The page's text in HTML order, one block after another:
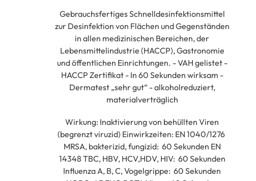
Gebrauchsfertiges Schnelldesinfektionsmittel
zur Desinfektion von Flächen und Gegenständen
in allen medizinischen Bereichen, der
Lebensmittelindustrie (HACCP), Gastronomie
und öffentlichen Einrichtungen. - VAH gelistet -
HACCP Zertifikat - In 60 Sekunden wirksam -
Dermatest „sehr gut“ - alkoholreduziert,
materialverträglich
Wirkung: Inaktivierung von behüllten Viren
(begrenzt viruzid) Einwirkzeiten: EN 1040/1276
MRSA, bakterizid, fungizid: 60 Sekunden EN
14348 TBC, HBV, HCV,HDV, HIV: 60 Sekunden
Influenza A, B, C, Vogelgrippe: 60 Sekunden